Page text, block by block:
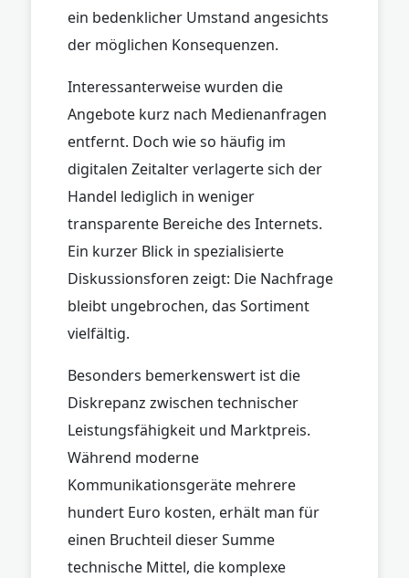
ein bedenklicher Umstand angesichts
der möglichen Konsequenzen.
Interessanterweise wurden die
Angebote kurz nach Medienanfragen
entfernt. Doch wie so häufig im
digitalen Zeitalter verlagerte sich der
Handel lediglich in weniger
transparente Bereiche des Internets.
Ein kurzer Blick in spezialisierte
Diskussionsforen zeigt: Die Nachfrage
bleibt ungebrochen, das Sortiment
vielfältig.
Besonders bemerkenswert ist die
Diskrepanz zwischen technischer
Leistungsfähigkeit und Marktpreis.
Während moderne
Kommunikationsgeräte mehrere
hundert Euro kosten, erhält man für
einen Bruchteil dieser Summe
technische Mittel, die komplexe